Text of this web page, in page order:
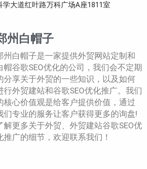
大道红叶路万科广场A座1811室
州白帽子
州白帽子是一家提供外贸网站定制和
帽谷歌SEO优化的公司，我们会不定期
分享关于外贸的一些知识，以及如何
行外贸建站和谷歌SEO优化推广。我们
核心价值观是给客户提供价值，通过
们专业的服务让客户获得更多的询盘!
解更多关于外贸、外贸建站谷歌SEO优
推广的细节，欢迎联系我们！